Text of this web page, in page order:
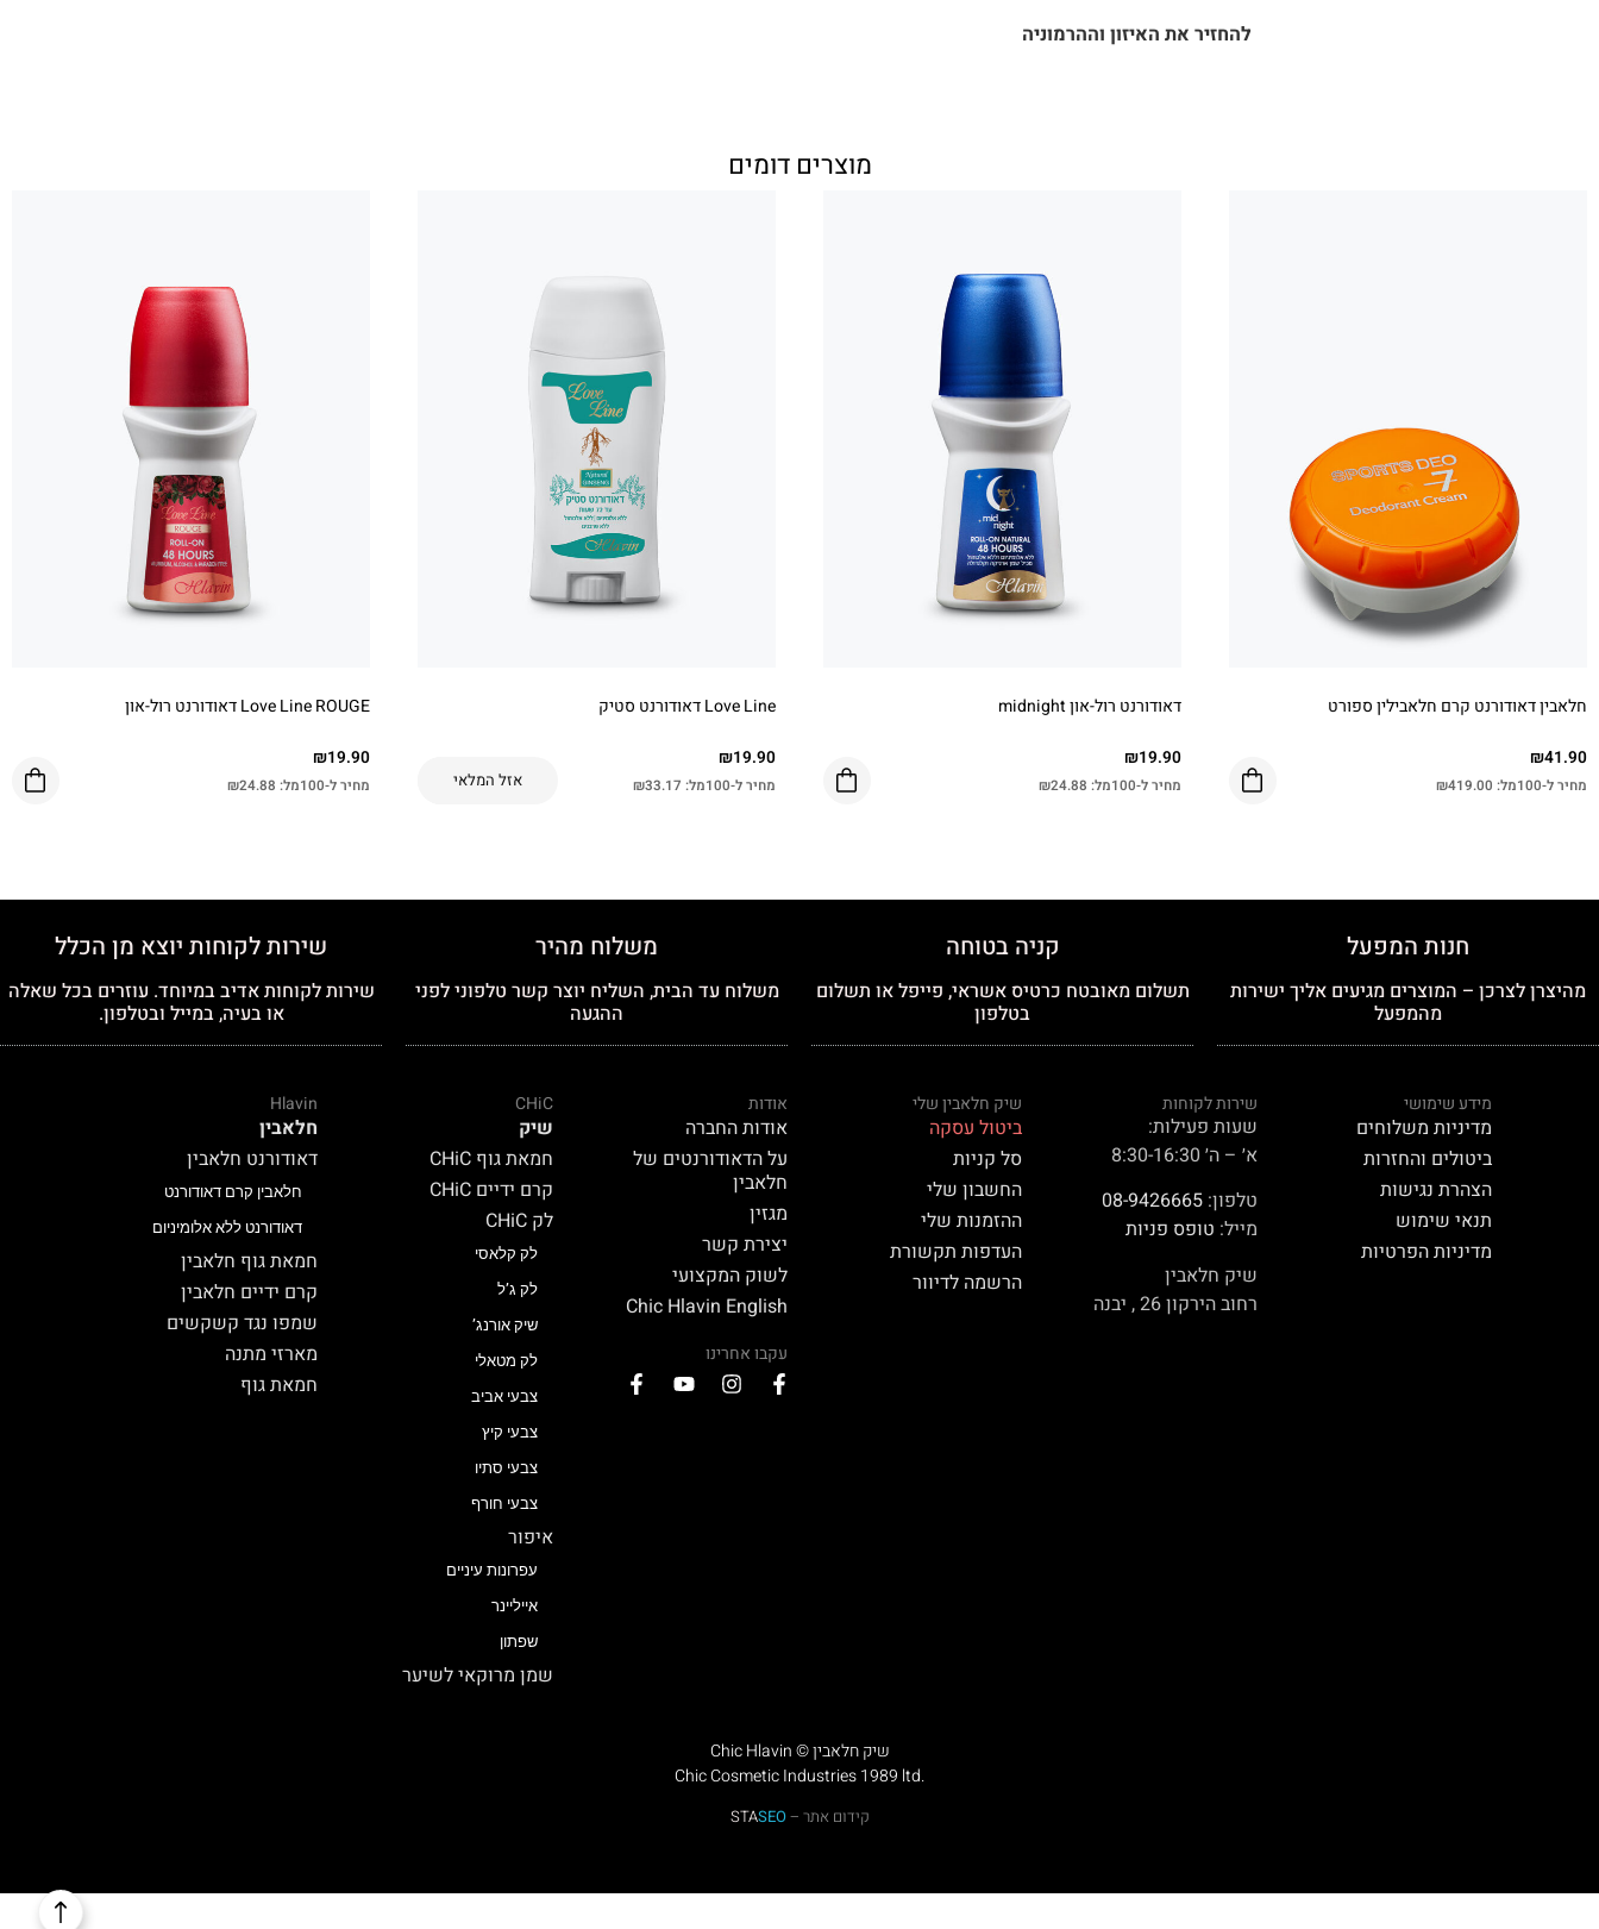
להחזיר את האיזון וההרמוניה
מוצרים דומים
חלאבין דאודורנט קרם חלאבילין ספורט
₪41.90
מחיר ל-100מל: ₪419.00
דאודורנט רול-און midnight
₪19.90
מחיר ל-100מל: ₪24.88
Love Line דאודורנט סטיק
₪19.90
מחיר ל-100מל: ₪33.17 אזל המלאי
Love Line ROUGE דאודורנט רול-און
₪19.90
מחיר ל-100מל: ₪24.88
חנות המפעל
מהיצרן לצרכן – המוצרים מגיעים אליך ישירות
מהמפעל
קניה בטוחה
תשלום מאובטח כרטיס אשראי, פייפל או תשלום
בטלפון
משלוח מהיר
משלוח עד הבית, השליח יוצר קשר טלפוני לפני
ההגעה
שירות לקוחות יוצא מן הכלל
שירות לקוחות אדיב במיוחד. עוזרים בכל שאלה
או בעיה, במייל ובטלפון.
מידע שימושי
מדיניות משלוחים
ביטולים והחזרות
הצהרת נגישות
תנאי שימוש
מדיניות הפרטיות
שירות לקוחות
שעות פעילות:
א׳ – ה׳ 8:30-16:30
טלפון:08-9426665
מייל: טופס פניות
שיק חלאבין
רחוב הירקון 26 , יבנה
שיק חלאבין שלי
ביטול עסקה
סל קניות
החשבון שלי
ההזמנות שלי
העדפות תקשורת
הרשמה לדיוור
אודות
אודות החברה
על הדאודורנטים של
חלאבין
מגזין
יצירת קשר
לשוק המקצועי
Chic Hlavin English
עקבו אחרינו
CHiC
שיק
חמאת גוף CHiC
קרם ידיים CHiC
לק CHiC
לק קלאסי
לק ג’ל
שיק אורנג’
לק מטאלי
צבעי אביב
צבעי קיץ
צבעי סתיו
צבעי חורף
איפור
עפרונות עיניים
אייליינר
שפתון
שמן מרוקאי לשיער
Hlavin
חלאבין
דאודורנט חלאבין
חלאבין קרם דאודורנט
דאודורנט ללא אלומיניום
חמאת גוף חלאבין
קרם ידיים חלאבין
שמפו נגד קשקשים
מארזי מתנה
חמאת גוף
Chic Hlavin © שיק חלאבין
Chic Cosmetic Industries 1989 ltd.
קידום אתר – STASEO